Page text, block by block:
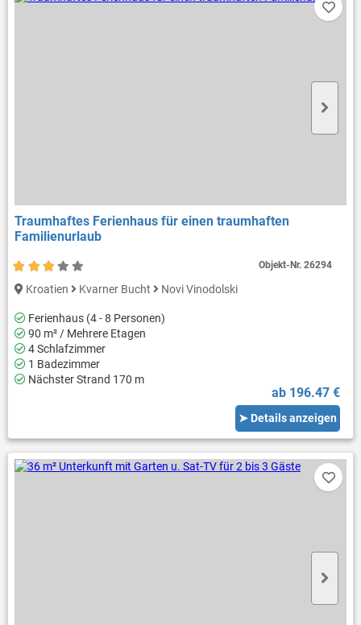
Traumhaftes Ferienhaus für einen traumhaften
Familienurlaub
Kroatien Kvarner Bucht Novi Vinodolski
Ferienhaus (4 - 8 Personen)
90 m² / Mehrere Etagen
4 Schlafzimmer
1 Badezimmer
Nächster Strand 170 m
ab 196.47 €
➤ Details anzeigen
Objekt-Nr.26294